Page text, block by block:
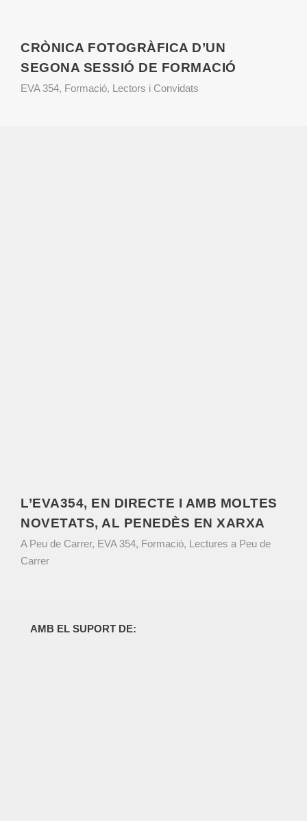
CRÒNICA FOTOGRÀFICA D’UN
SEGONA SESSIÓ DE FORMACIÓ
EVA 354, Formació, Lectors i Convidats
L’EVA354, EN DIRECTE I AMB MOLTES
NOVETATS, AL PENEDÈS EN XARXA
A Peu de Carrer, EVA 354, Formació, Lectures a Peu de
Carrer
AMB EL SUPORT DE: